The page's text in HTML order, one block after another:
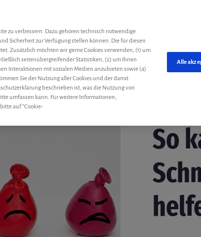
So
zu verbessern. Dazu gehören technisch notwendige
Sicherheit zur Verfügung stellen können. Die für diesen
Zusätzlich möchten wir gerne Cookies verwenden, (1) um
seitenübergreifender Statistiken, (2) um Ihnen
Interaktionen mit sozialen Medien anzubieten sowie (4)
Sie der Nutzung aller Cookies und der damit
beschrieben ist, was die Nutzung von
umfassen kann. Für weitere Informationen,
auf "Cookie-
Alle